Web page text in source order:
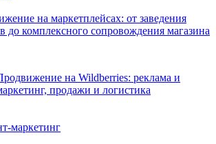
на маркетплейсах: от заведения
до комплексного сопровождения магазина
на Wildberries: реклама и
продажи и логистика
маркетинг